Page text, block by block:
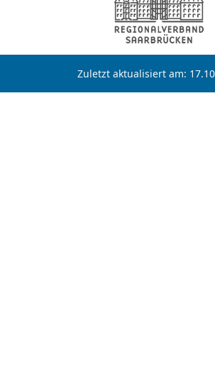
Zuletzt aktualisiert am: